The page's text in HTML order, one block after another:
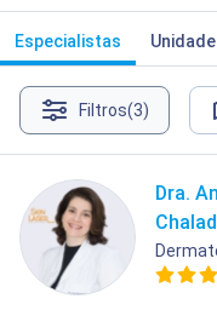
Especialistas
Filtros(3)
Dra.